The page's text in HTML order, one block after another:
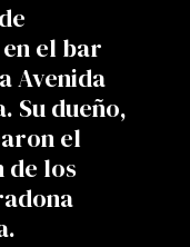
el bar
Avenida
Su dueño,
el
de los